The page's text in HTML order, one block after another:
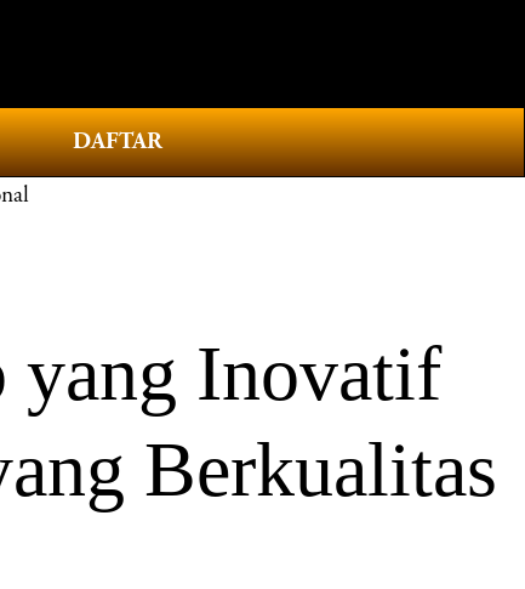
DAFTAR
yang Inovatif
Berkualitas